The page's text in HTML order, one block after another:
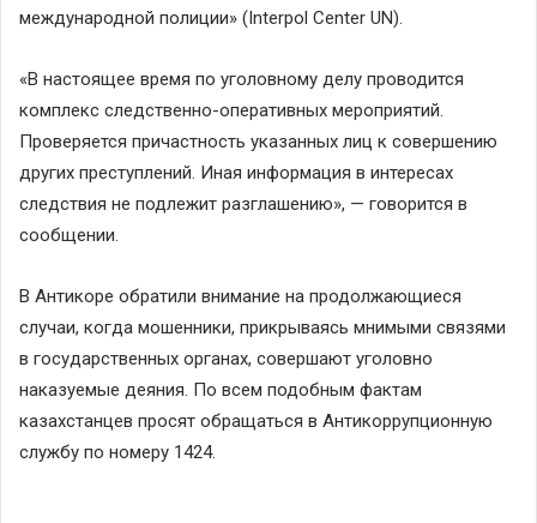
международной полиции» (Interpol Center UN).
«В настоящее время по уголовному делу проводится
комплекс следственно-оперативных мероприятий.
Проверяется причастность указанных лиц к совершению
других преступлений. Иная информация в интересах
следствия не подлежит разглашению», — говорится в
сообщении.
В Антикоре обратили внимание на продолжающиеся
случаи, когда мошенники, прикрываясь мнимыми связями
в государственных органах, совершают уголовно
наказуемые деяния. По всем подобным фактам
казахстанцев просят обращаться в Антикоррупционную
службу по номеру 1424.